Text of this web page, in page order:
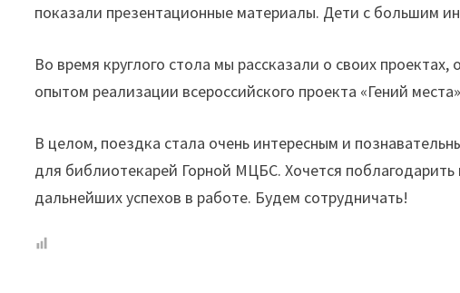
показали презентационные материалы. Дети с большим
Во время круглого стола мы рассказали о своих
опытом реализации всероссийского проекта «Гений
В целом, поездка стала очень интересным и
для библиотекарей Горной МЦБС. Хочется
дальнейших успехов в работе. Будем сотрудничать!